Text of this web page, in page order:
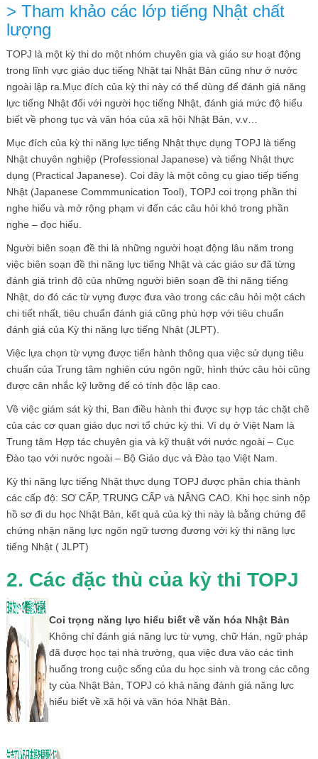
> Tham khảo các lớp tiếng Nhật chất
lượng
TOPJ là một kỳ thi do một nhóm chuyên gia và giáo sư hoạt động
trong lĩnh vực giáo dục tiếng Nhật tại Nhật Bản cũng như ở nước
ngoài lập ra.Mục đích của kỳ thi này có thể dùng để đánh giá năng
lực tiếng Nhật đối với người học tiếng Nhật, đánh giá mức độ hiểu
biết về phong tục và văn hóa của xã hội Nhật Bản, v.v…
Mục đích của kỳ thi năng lực tiếng Nhật thực dụng TOPJ là tiếng
Nhật chuyên nghiệp (Professional Japanese) và tiếng Nhật thực
dụng (Practical Japanese). Coi đây là một công cụ giao tiếp tiếng
Nhật (Japanese Commmunication Tool), TOPJ coi trọng phần thi
nghe hiểu và mở rộng phạm vi đến các câu hỏi khó trong phần
nghe – đọc hiểu.
Người biên soạn đề thi là những người hoạt động lâu năm trong
việc biên soạn đề thi năng lực tiếng Nhật và các giáo sư đã từng
đánh giá trình độ của những người biên soạn đề thi năng tiếng
Nhật, do đó các từ vựng được đưa vào trong các câu hỏi một cách
chi tiết nhất, tiêu chuẩn đánh giá cũng phù hợp với tiêu chuẩn
đánh giá của Kỳ thi năng lực tiếng Nhật (JLPT).
Việc lựa chọn từ vựng được tiến hành thông qua việc sử dụng tiêu
chuẩn của Trung tâm nghiên cứu ngôn ngữ, hình thức câu hỏi cũng
được cân nhắc kỹ lưỡng để có tính độc lập cao.
Về việc giám sát kỳ thi, Ban điều hành thi được sự hợp tác chặt chẽ
của các cơ quan giáo dục nơi tổ chức kỳ thi. Ví dụ ở Việt Nam là
Trung tâm Hợp tác chuyên gia và kỹ thuật với nước ngoài – Cục
Đào tạo với nước ngoài – Bộ Giáo dục và Đào tạo Việt Nam.
Kỳ thi năng lực tiếng Nhật thực dụng TOPJ được phân chia thành
các cấp độ: SƠ CẤP, TRUNG CẤP và NÂNG CAO. Khi học sinh nộp
hồ sơ đi du học Nhật Bản, kết quả của kỳ thi này là bằng chứng để
chứng nhận năng lực ngôn ngữ tương đương với kỳ thi năng lực
tiếng Nhật ( JLPT)
2. Các đặc thù của kỳ thi TOPJ
Coi trọng năng lực hiểu biết về văn hóa Nhật Bản
Không chỉ đánh giá năng lực từ vựng, chữ Hán, ngữ pháp
đã được học tại nhà trường, qua việc đưa vào các tình
huống trong cuộc sống của du học sinh và trong các công
ty của Nhật Bản, TOPJ có khả năng đánh giá năng lực
hiểu biết về xã hội và văn hóa Nhật Bản.